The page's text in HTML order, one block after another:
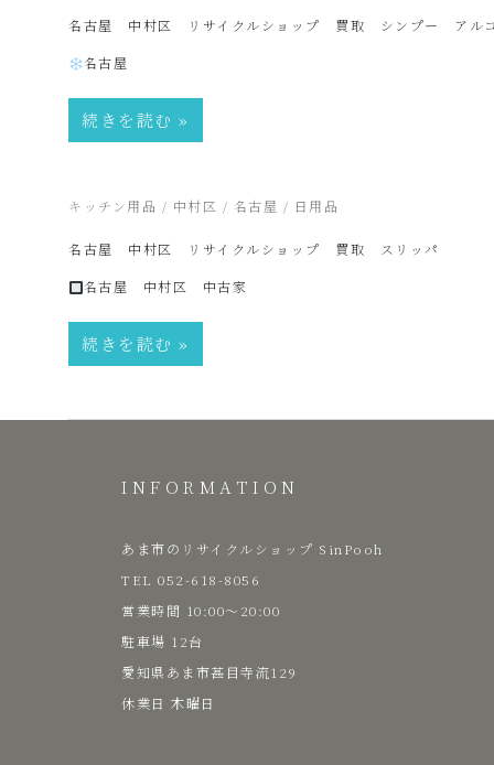
ク
貨
屋
名古屋 中村区 リサイクルショップ 買取 シンプー アルコ
名古屋
続きを読む
2025年7月5日
キッチン用品 / 中村区 / 名古屋 / 日用品
名古屋 中村区 リサイクルショップ 買取 スリッパ
名古屋 中村区 中古家
続きを読む
INFORMATION
あま市のリサイクルショップ SinPooh
TEL 052-618-8056
​営業時間 10:00～20:00
駐車場 12台
愛知県あま市甚目寺流129
​休業日 木曜日